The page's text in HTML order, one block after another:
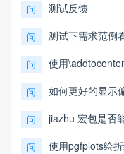
问 测试反馈
问 测试下需求范例
问 使用
问 如何更好的显示
问 jiazhu 宏包是否
问 使用pgfplots绘